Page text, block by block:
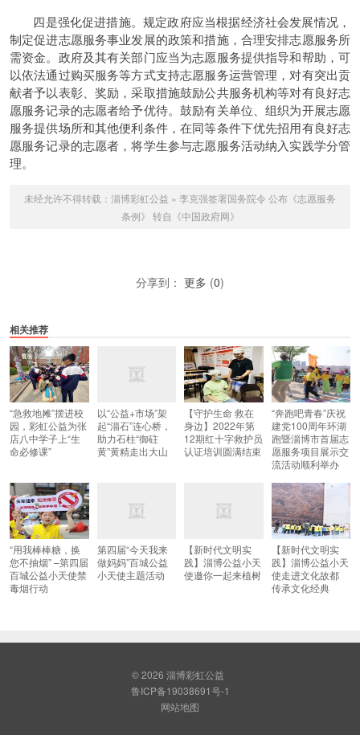
四是强化促进措施。规定政府应当根据经济社会发展情况，
制定促进志愿服务事业发展的政策和措施，合理安排志愿服务所
需资金。政府及其有关部门应当为志愿服务提供指导和帮助，可
以依法通过购买服务等方式支持志愿服务运营管理，对有突出贡
献者予以表彰、奖励，采取措施鼓励公共服务机构等对有良好志
愿服务记录的志愿者给予优待。鼓励有关单位、组织为开展志愿
服务提供场所和其他便利条件，在同等条件下优先招用有良好志
愿服务记录的志愿者，将学生参与志愿服务活动纳入实践学分管
理。
未经允许不得转载： 淄博彩虹公益 » 李克强签署国务院令 公布《志愿服务
条例》 转自《中国政府网》
分享到： 更多 (0)
相关推荐
“急救地摊”摆进校
园，彩虹公益为张
店八中学子上“生
命必修课”
以“公益+市场”架
起“淄石”连心桥，
助力石柱“御砫
黄”黄精走出大山
【守护生命 救在
身边】2022年第
12期红十字救护员
认证培训圆满结束
“奔跑吧青春”庆祝
建党100周年环湖
跑暨淄博市首届志
愿服务项目展示交
流活动顺利举办
“用我棒棒糖，换
您不抽烟” –第四届
百城公益小天使禁
毒烟行动
第四届“今天我来
做妈妈”百城公益
小天使主题活动
【新时代文明实
践】淄博公益小天
使邀你一起来植树
【新时代文明实
践】淄博公益小天
使走进文化故都
传承文化经典
© 2026 淄博彩虹公益
鲁ICP备19038691号-1
网站地图